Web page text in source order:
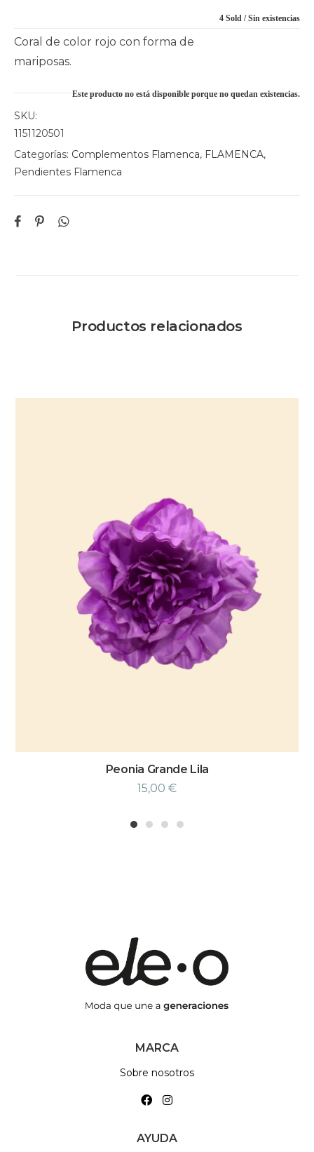
4 Sold Sin existencias
Coral de color rojo con forma de
mariposas.
Este producto no está disponible porque no quedan existencias.
SKU:
1151120501
Categorías: Complementos Flamenca, FLAMENCA,
Pendientes Flamenca
Productos relacionados
Peonia Grande Lila
15,00€
MARCA
Sobre nosotros
AYUDA